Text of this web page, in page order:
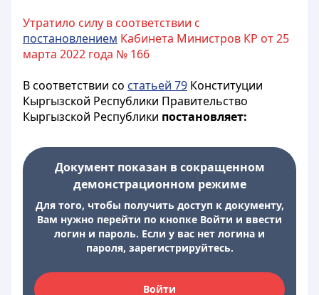
Утратило силу в соответствии с
постановлением Кабинета Министров КР от 25
марта 2022 года № 166
В соответствии со статьей 79 Конституции
Кыргызской Республики Правительство
Кыргызской Республики постановляет:
Документ показан в сокращенном
демонстрационном режиме
Для того, чтобы получить доступ к документу,
Вам нужно перейти по кнопке Войти и ввести
логин и пароль. Если у вас нет логина и
пароля, зарегистрируйтесь.
Войти